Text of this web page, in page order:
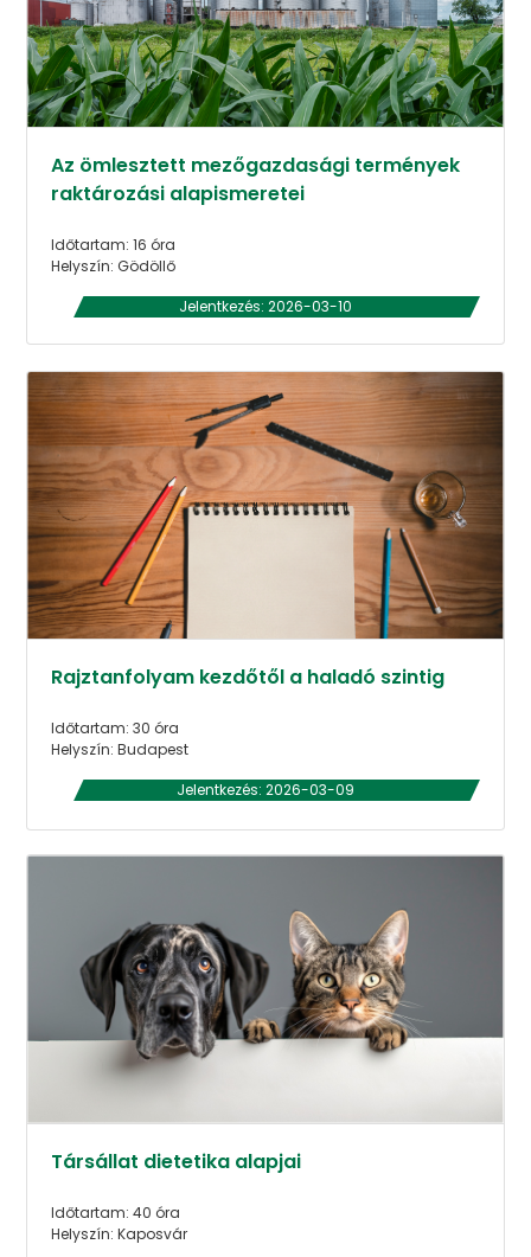
Az ömlesztett mezőgazdasági termények
raktározási alapismeretei
Időtartam: 16 óra
Helyszín: Gödöllő
Jelentkezés: 2026-03-10
Rajztanfolyam kezdőtől a haladó szintig
Időtartam: 30 óra
Helyszín: Budapest
Jelentkezés: 2026-03-09
Társállat dietetika alapjai
Időtartam: 40 óra
Helyszín: Kaposvár